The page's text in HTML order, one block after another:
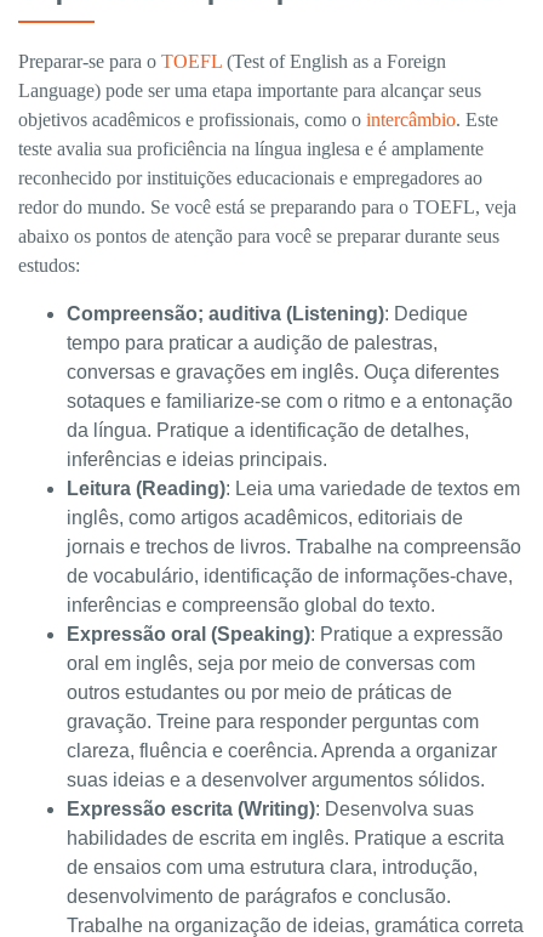
Preparar-se para o TOEFL (Test of English as a Foreign
Language) pode ser uma etapa importante para alcançar seus
objetivos acadêmicos e profissionais, como o intercâmbio. Este
teste avalia sua proficiência na língua inglesa e é amplamente
reconhecido por instituições educacionais e empregadores ao
redor do mundo. Se você está se preparando para o TOEFL, veja
abaixo os pontos de atenção para você se preparar durante seus
estudos:
Compreensão; auditiva (Listening): Dedique
tempo para praticar a audição de palestras,
conversas e gravações em inglês. Ouça diferentes
sotaques e familiarize-se com o ritmo e a entonação
da língua. Pratique a identificação de detalhes,
inferências e ideias principais.
Leitura (Reading): Leia uma variedade de textos em
inglês, como artigos acadêmicos, editoriais de
jornais e trechos de livros. Trabalhe na compreensão
de vocabulário, identificação de informações-chave,
inferências e compreensão global do texto.
Expressão oral (Speaking): Pratique a expressão
oral em inglês, seja por meio de conversas com
outros estudantes ou por meio de práticas de
gravação. Treine para responder perguntas com
clareza, fluência e coerência. Aprenda a organizar
suas ideias e a desenvolver argumentos sólidos.
Expressão escrita (Writing): Desenvolva suas
habilidades de escrita em inglês. Pratique a escrita
de ensaios com uma estrutura clara, introdução,
desenvolvimento de parágrafos e conclusão.
Trabalhe na organização de ideias, gramática correta